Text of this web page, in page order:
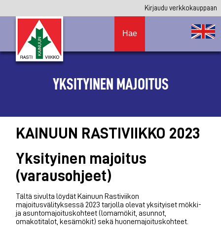
Kirjaudu verkkokauppaan
Hae
YKSITYINEN MAJOITUS
KAINUUN RASTIVIIKKO 2023
Yksityinen majoitus
(varausohjeet)
Tältä sivulta löydät Kainuun Rastiviikon
majoitusvälityksessä 2023 tarjolla olevat yksityiset mökki-
ja asuntomajoituskohteet (lomamökit, asunnot,
omakotitalot, kesämökit) sekä huonemajoituskohteet.